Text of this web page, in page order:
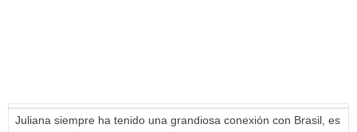
Juliana siempre ha tenido una grandiosa conexión con Brasil, es